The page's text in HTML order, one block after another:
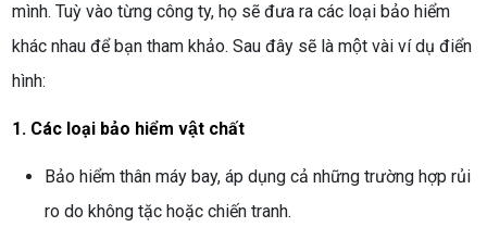
mình. Tuỳ vào từng công ty, họ sẽ đưa ra các loại bảo hiểm
khác nhau để bạn tham khảo. Sau đây sẽ là một vài ví dụ điển
hình:
1. Các loại bảo hiểm vật chất
Bảo hiểm thân máy bay, áp dụng cả những trường hợp rủi
ro do không tặc hoặc chiến tranh.